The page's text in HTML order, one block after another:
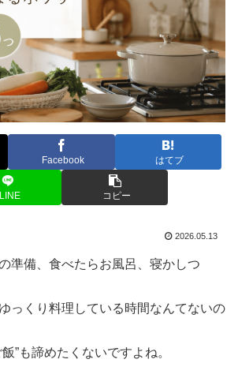
Facebook はてブ
LINE コピー
2026.05.13
準備、食べたらお風呂、寝かしつ
っくり料理している時間なんてないの
”も諦めたくないですよね。